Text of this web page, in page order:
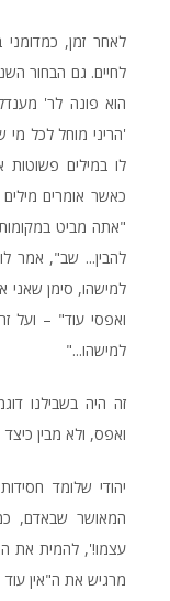
לאחר זמן,
לחיים. גם הבחור
הוא פונה לר'
'הריני מוחל לכל
לו במילים
כאשר אומרים
"אתה מביט
להבין... שב", אמר
למישהו, סימן שאני
ואפסי עוד" – ועל
למישהו..."
זה היה בשבילנו
ואפס, ולא מבין
יהודי שלומד
המאושר שבאדם,
עצמו!', להמית את
מרגיש את ה"אין עוד